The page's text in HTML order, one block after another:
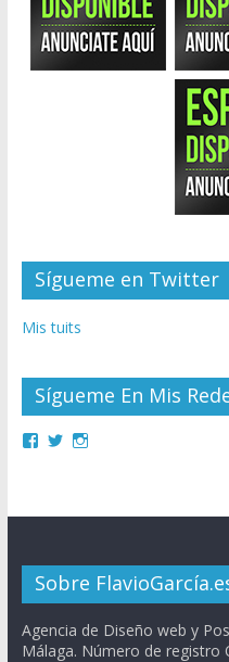
Sígueme en Twitter
Mis tuits
Sígueme En Mis
Sobre
Agencia de Diseño web y
Málaga. Número de registro